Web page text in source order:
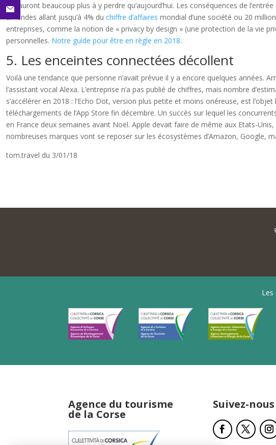
jeu auront beaucoup plus à y perdre qu’aujourd’hui. Les conséquences de
amendes allant jusqu’à 4% du chiffre d’affaires mondial d’une société ou 20
entreprises, comme la notion de « privacy by design » (une protection de la vie
personnelles. Notre guide pour être en règle en 2018.
5. Les enceintes connectées décollent
Voilà une tendance que personne n’avait prévue il y a encore quelques années.
l’assistant vocal Alexa. L’entreprise n’a pas publié de chiffres, mais nombre
s’accélérer en 2018 : l’Echo Dot, version plus petite et moins onéreuse, est
téléchargements de l’App Store fin décembre. Un succès sur lequel les
en France deux semaines avant Noël. Apple devait faire de même aux Etats-
nombreuses marques vont se reposer sur les écosystèmes d’Amazon, Google,
tom.travel du 3/01/18
Les
Agence du tourisme
de la Corse
Suivez-nous